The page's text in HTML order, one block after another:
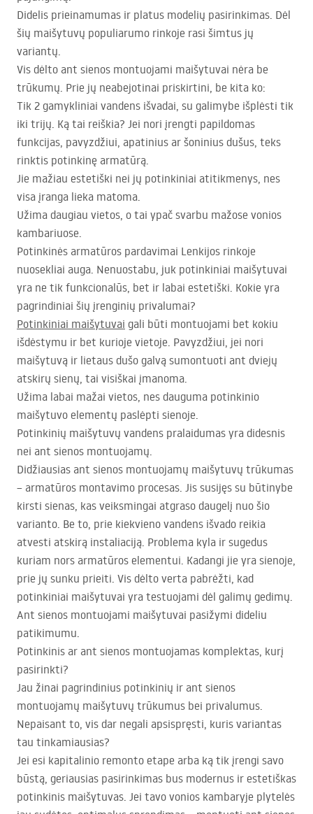
Didelis prieinamumas ir platus modelių pasirinkimas. Dėl
šių maišytuvų populiarumo rinkoje rasi šimtus jų
variantų.
Vis dėlto ant sienos montuojami maišytuvai nėra be
trūkumų. Prie jų neabejotinai priskirtini, be kita ko:
Tik 2 gamykliniai vandens išvadai, su galimybe išplėsti tik
iki trijų. Ką tai reiškia? Jei nori įrengti papildomas
funkcijas, pavyzdžiui, apatinius ar šoninius dušus, teks
rinktis potinkinę armatūrą.
Jie mažiau estetiški nei jų potinkiniai atitikmenys, nes
visa įranga lieka matoma.
Užima daugiau vietos, o tai ypač svarbu mažose vonios
kambariuose.
Potinkinės armatūros pardavimai Lenkijos rinkoje
nuosekliai auga. Nenuostabu, juk potinkiniai maišytuvai
yra ne tik funkcionalūs, bet ir labai estetiški. Kokie yra
pagrindiniai šių įrenginių privalumai?
Potinkiniai maišytuvai gali būti montuojami bet kokiu
išdėstymu ir bet kurioje vietoje. Pavyzdžiui, jei nori
maišytuvą ir lietaus dušo galvą sumontuoti ant dviejų
atskirų sienų, tai visiškai įmanoma.
Užima labai mažai vietos, nes dauguma potinkinio
maišytuvo elementų paslėpti sienoje.
Potinkinių maišytuvų vandens pralaidumas yra didesnis
nei ant sienos montuojamų.
Didžiausias ant sienos montuojamų maišytuvų trūkumas
– armatūros montavimo procesas. Jis susijęs su būtinybe
kirsti sienas, kas veiksmingai atgraso daugelį nuo šio
varianto. Be to, prie kiekvieno vandens išvado reikia
atvesti atskirą instaliaciją. Problema kyla ir sugedus
kuriam nors armatūros elementui. Kadangi jie yra sienoje,
prie jų sunku prieiti. Vis dėlto verta pabrėžti, kad
potinkiniai maišytuvai yra testuojami dėl galimų gedimų.
Ant sienos montuojami maišytuvai pasižymi dideliu
patikimumu.
Potinkinis ar ant sienos montuojamas komplektas, kurį
pasirinkti?
Jau žinai pagrindinius potinkinių ir ant sienos
montuojamų maišytuvų trūkumus bei privalumus.
Nepaisant to, vis dar negali apsispręsti, kuris variantas
tau tinkamiausias?
Jei esi kapitalinio remonto etape arba ką tik įrengi savo
būstą, geriausias pasirinkimas bus modernus ir estetiškas
potinkinis maišytuvas. Jei tavo vonios kambaryje plytelės